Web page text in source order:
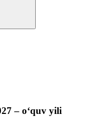
– o‘quv yili